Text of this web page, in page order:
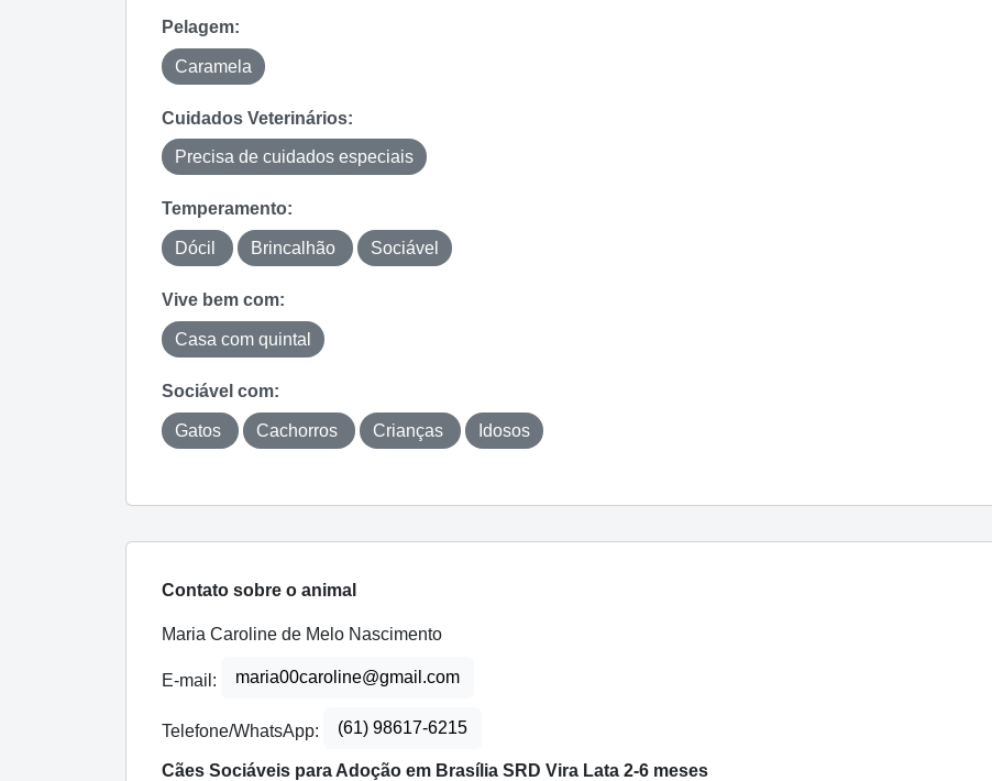
Pelagem:
Caramela
Cuidados Veterinários:
Precisa de cuidados especiais
Temperamento:
Dócil Brincalhão Sociável
Vive bem com:
Casa com quintal
Sociável com:
Gatos Cachorros Crianças Idosos
Contato sobre o animal
Maria Caroline de Melo Nascimento
E-mail: maria00caroline@gmail.com
Telefone/WhatsApp: (61) 98617-6215
Cães Sociáveis para Adoção em Brasília SRD Vira Lata 2-6 meses